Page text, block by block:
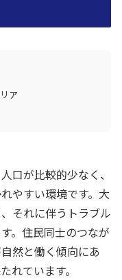
ア
口が比較的少なく、
やすい環境です。大
それに伴うトラブル
。住民同士のつなが
然と働く傾向にあ
れています。